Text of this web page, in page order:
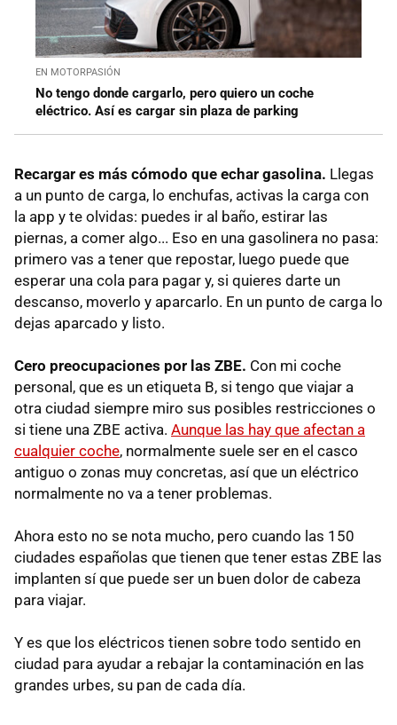
EN MOTORPASIÓN
No tengo donde cargarlo, pero quiero un coche
eléctrico. Así es cargar sin plaza de parking
Recargar es más cómodo que echar gasolina. Llegas
a un punto de carga, lo enchufas, activas la carga con
la app y te olvidas: puedes ir al baño, estirar las
piernas, a comer algo... Eso en una gasolinera no pasa:
primero vas a tener que repostar, luego puede que
esperar una cola para pagar y, si quieres darte un
descanso, moverlo y aparcarlo. En un punto de carga lo
dejas aparcado y listo.
Cero preocupaciones por las ZBE. Con mi coche
personal, que es un etiqueta B, si tengo que viajar a
otra ciudad siempre miro sus posibles restricciones o
si tiene una ZBE activa. Aunque las hay que afectan a
cualquier coche, normalmente suele ser en el casco
antiguo o zonas muy concretas, así que un eléctrico
normalmente no va a tener problemas.
Ahora esto no se nota mucho, pero cuando las 150
ciudades españolas que tienen que tener estas ZBE las
implanten sí que puede ser un buen dolor de cabeza
para viajar.
Y es que los eléctricos tienen sobre todo sentido en
ciudad para ayudar a rebajar la contaminación en las
grandes urbes, su pan de cada día.